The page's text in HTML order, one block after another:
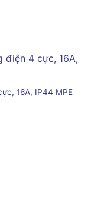
16A, IP44 MPE